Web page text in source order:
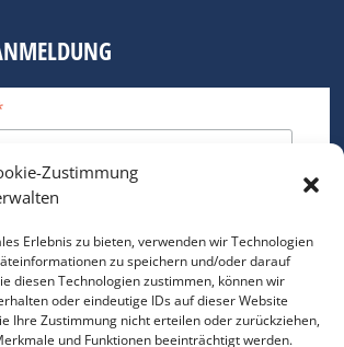
Zustimmung
Erlebnis zu bieten, verwenden wir Technologien
zu speichern und/oder darauf
diesen Technologien zustimmen, können wir
oder eindeutige IDs auf dieser Website
Ihre Zustimmung nicht erteilen oder zurückziehen,
und Funktionen beeinträchtigt werden.
Adresse ein.
*